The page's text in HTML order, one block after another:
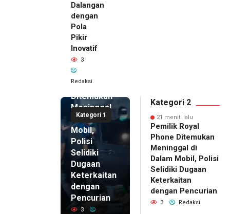
Dalangan
dengan
Pola
Pikir
Inovatif
3
Redaksi
Kategori 1
21 menit
Pemilik
Royal
Phone
Ditemukan
Meninggal
di Dalam
Mobil,
Polisi
Selidiki
Dugaan
Keterkaitan
dengan
Pencurian
3
Kategori 2
21 menit lalu
Pemilik Royal
Phone Ditemukan
Meninggal di
Dalam Mobil, Polisi
Selidiki Dugaan
Keterkaitan
dengan Pencurian
3 Redaksi